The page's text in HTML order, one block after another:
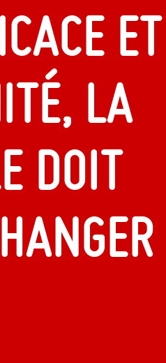
et
la
doit